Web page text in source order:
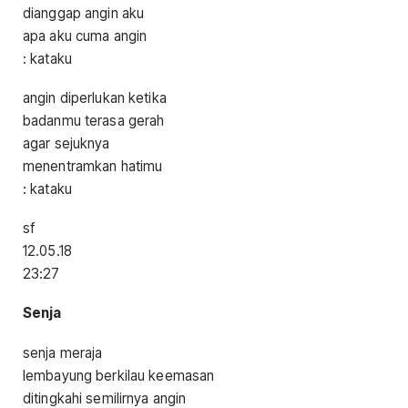
dianggap angin aku
apa aku cuma angin
: kataku
angin diperlukan ketika
badanmu terasa gerah
agar sejuknya
menentramkan hatimu
: kataku
sf
12.05.18
23:27
Senja
senja meraja
lembayung berkilau keemasan
ditingkahi semilirnya angin